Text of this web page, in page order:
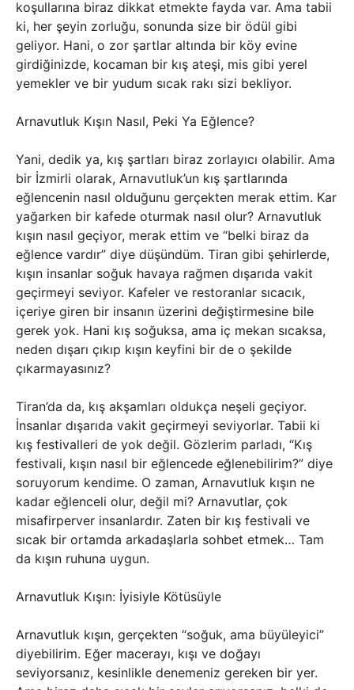
koşullarına biraz dikkat etmekte fayda var. Ama tabii
ki, her şeyin zorluğu, sonunda size bir ödül gibi
geliyor. Hani, o zor şartlar altında bir köy evine
girdiğinizde, kocaman bir kış ateşi, mis gibi yerel
yemekler ve bir yudum sıcak rakı sizi bekliyor.
Arnavutluk Kışın Nasıl, Peki Ya Eğlence?
Yani, dedik ya, kış şartları biraz zorlayıcı olabilir. Ama
bir İzmirli olarak, Arnavutluk’un kış şartlarında
eğlencenin nasıl olduğunu gerçekten merak ettim. Kar
yağarken bir kafede oturmak nasıl olur? Arnavutluk
kışın nasıl geçiyor, merak ettim ve “belki biraz da
eğlence vardır” diye düşündüm. Tiran gibi şehirlerde,
kışın insanlar soğuk havaya rağmen dışarıda vakit
geçirmeyi seviyor. Kafeler ve restoranlar sıcacık,
içeriye giren bir insanın üzerini değiştirmesine bile
gerek yok. Hani kış soğuksa, ama iç mekan sıcaksa,
neden dışarı çıkıp kışın keyfini bir de o şekilde
çıkarmayasınız?
Tiran’da da, kış akşamları oldukça neşeli geçiyor.
İnsanlar dışarıda vakit geçirmeyi seviyorlar. Tabii ki
kış festivalleri de yok değil. Gözlerim parladı, “Kış
festivali, kışın nasıl bir eğlencede eğlenebilirim?” diye
soruyorum kendime. O zaman, Arnavutluk kışın ne
kadar eğlenceli olur, değil mi? Arnavutlar, çok
misafirperver insanlardır. Zaten bir kış festivali ve
sıcak bir ortamda arkadaşlarla sohbet etmek… Tam
da kışın ruhuna uygun.
Arnavutluk Kışın: İyisiyle Kötüsüyle
Arnavutluk kışın, gerçekten “soğuk, ama büyüleyici”
diyebilirim. Eğer macerayı, kışı ve doğayı
seviyorsanız, kesinlikle denemeniz gereken bir yer.